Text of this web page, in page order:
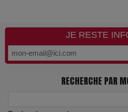
JE RESTE
RECHERCHE PAR